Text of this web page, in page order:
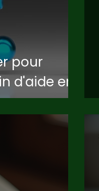
pour
d'aide en